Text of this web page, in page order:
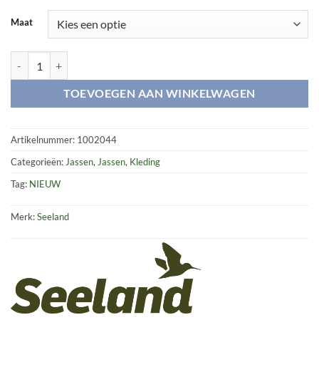
Maat
TOEVOEGEN AAN WINKELWAGEN
Artikelnummer: 1002044
Categorieën: Jassen, Jassen, Kleding
Tag: NIEUW
Merk:Seeland